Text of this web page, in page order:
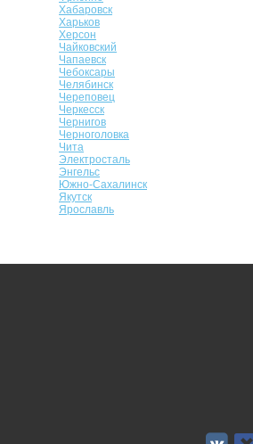
Хабаровск
Харьков
Херсон
Чайковский
Чапаевск
Чебоксары
Челябинск
Череповец
Черкесск
Чернигов
Черноголовка
Чита
Электросталь
Энгельс
Южно-Сахалинск
Якутск
Ярославль